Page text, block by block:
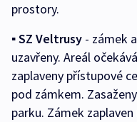
prostory.
▪ SZ Veltrusy - zámek
uzavřeny. Areál
zaplaveny přístupové
pod zámkem.
parku. Zámek